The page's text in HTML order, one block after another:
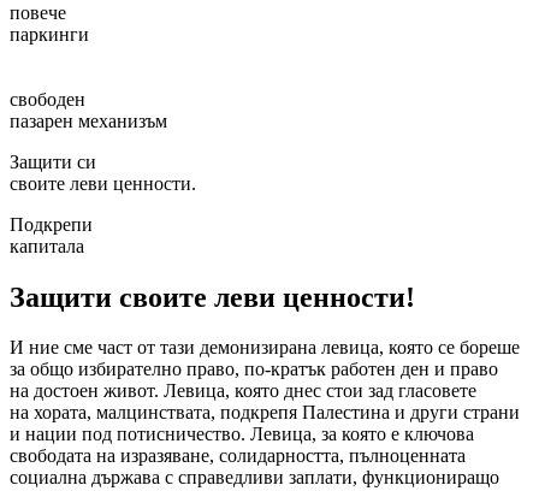
повече
паркинги
свободен
пазарен механизъм
Защити си
своите леви ценности.
Подкрепи
капитала
Защити своите леви ценности!
И ние сме част от тази демонизирана левица, която се бореше
за общо избирателно право, по-кратък работен ден и право
на достоен живот. Левица, която днес стои зад гласовете
на хората, малцинствата, подкрепя Палестина и други страни
и нации под потисничество. Левица, за която е ключова
свободата на изразяване, солидарността, пълноценната
социална държава с справедливи заплати, функциониращо